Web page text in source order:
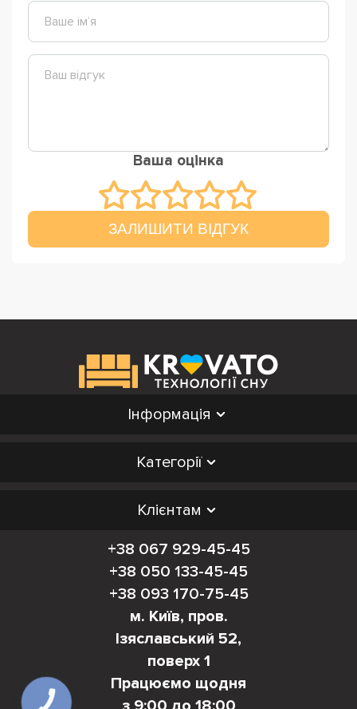
Ваша оцінка
ЗАЛИШИТИ ВІДГУК
Інформація
Категорії
Клієнтам
+38 067 929-45-45
+38 050 133-45-45
+38 093 170-75-45
м. Київ, пров.
Ізяславський 52,
поверх 1
Працюємо щодня
КНОПКА
ЗВ'ЯЗКУ